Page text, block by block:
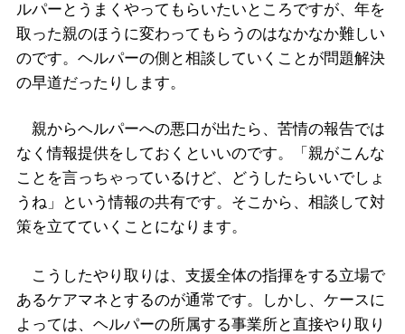
ルパーとうまくやってもらいたいところですが、年を
取った親のほうに変わってもらうのはなかなか難しい
のです。ヘルパーの側と相談していくことが問題解決
の早道だったりします。
親からヘルパーへの悪口が出たら、苦情の報告では
なく情報提供をしておくといいのです。「親がこんな
ことを言っちゃっているけど、どうしたらいいでしょ
うね」という情報の共有です。そこから、相談して対
策を立てていくことになります。
こうしたやり取りは、支援全体の指揮をする立場で
あるケアマネとするのが通常です。しかし、ケースに
よっては、ヘルパーの所属する事業所と直接やり取り